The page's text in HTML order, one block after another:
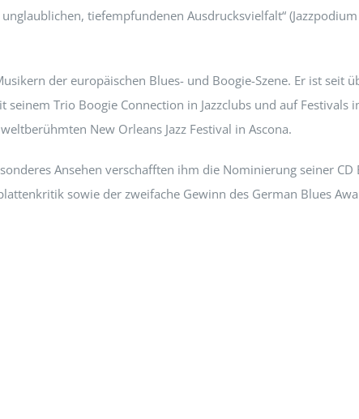
tiefempfundenen Ausdrucksvielfalt“ (Jazzpodium
der europäischen Blues- und Boogie-Szene. Er ist seit
seinem Trio Boogie Connection in Jazzclubs und auf Festivals
New Orleans Jazz Festival in Ascona.
Ansehen verschafften ihm die Nominierung seiner CD
sowie der zweifache Gewinn des German Blues